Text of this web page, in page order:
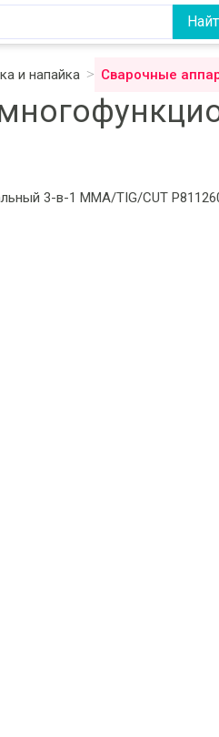
и напайка Сварочные